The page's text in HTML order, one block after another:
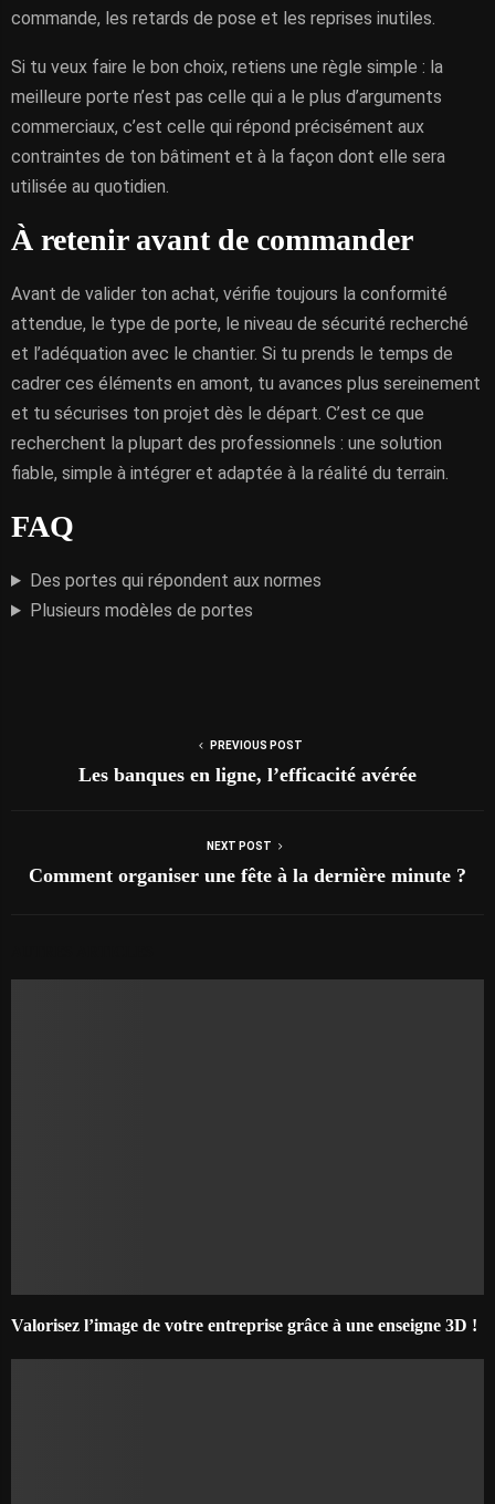
commande, les retards de pose et les reprises inutiles.
Si tu veux faire le bon choix, retiens une règle simple : la
meilleure porte n’est pas celle qui a le plus d’arguments
commerciaux, c’est celle qui répond précisément aux
contraintes de ton bâtiment et à la façon dont elle sera
utilisée au quotidien.
À retenir avant de commander
Avant de valider ton achat, vérifie toujours la conformité
attendue, le type de porte, le niveau de sécurité recherché
et l’adéquation avec le chantier. Si tu prends le temps de
cadrer ces éléments en amont, tu avances plus sereinement
et tu sécurises ton projet dès le départ. C’est ce que
recherchent la plupart des professionnels : une solution
fiable, simple à intégrer et adaptée à la réalité du terrain.
FAQ
Des portes qui répondent aux normes
Plusieurs modèles de portes
PREVIOUS POST
Les banques en ligne, l’efficacité avérée
NEXT POST
Comment organiser une fête à la dernière minute ?
Valorisez l’image de votre entreprise grâce à une enseigne 3D !